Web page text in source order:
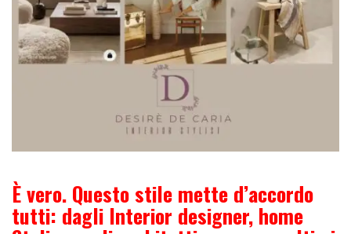
È vero. Questo stile mette d’accordo
tutti: dagli Interior designer, home